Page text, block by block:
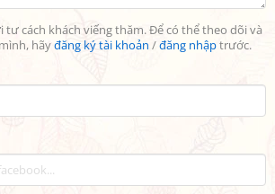
tư cách khách viếng thăm. Để có thể theo dõi và
hãyđăng ký tài khoản /đăng nhậptrước.